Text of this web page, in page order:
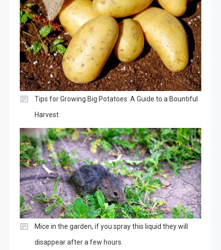
Tips for Growing Big Potatoes: A Guide to a Bountiful
Harvest
Mice in the garden, if you spray this liquid they will
disappear after a few hours